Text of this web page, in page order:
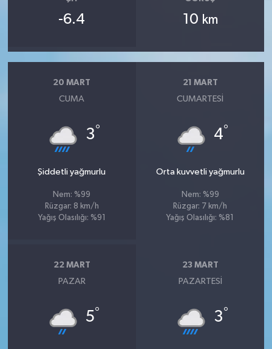
-6.4 10 km
20 MART
CUMA
3°
Şiddetli yağmurlu
Nem: %99
Rüzgar: 8 km/h
Yağış Olasılığı: %91
21 MART
CUMARTESI
4°
Orta kuvvetli yağmurlu
Nem: %99
Rüzgar: 7 km/h
Yağış Olasılığı: %81
22 MART
PAZAR
5°
23 MART
PAZARTESI
3°